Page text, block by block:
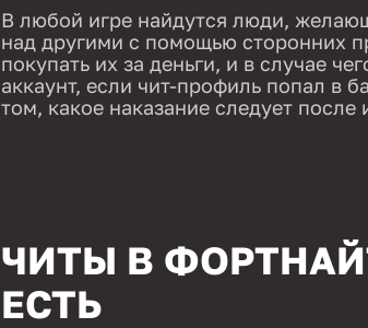
В любой игре найдутся люди,
над другими с помощью сторонних
покупать их за деньги, и в случае
аккаунт, если чит-профиль попал в
том, какое наказание следует после
ЧИТЫ В
ЕСТЬ